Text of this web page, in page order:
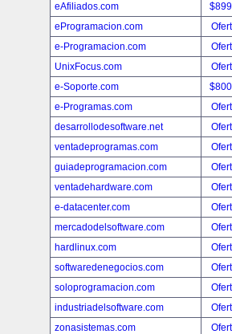
eAfiliados.com
eProgramacion.com
e-Programacion.com
UnixFocus.com
e-Soporte.com
e-Programas.com
desarrollodesoftware.net
ventadeprogramas.com
guiadeprogramacion.com
ventadehardware.com
e-datacenter.com
mercadodelsoftware.com
hardlinux.com
softwaredenegocios.com
soloprogramacion.com
industriadelsoftware.com
zonasistemas.com